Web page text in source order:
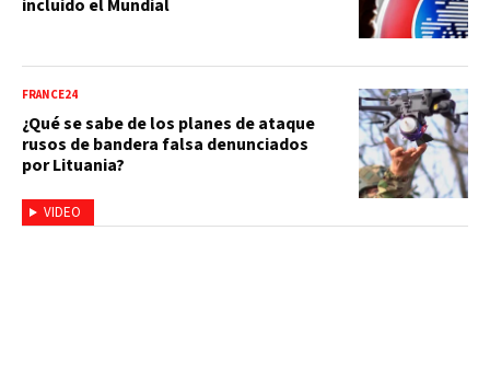
incluido el Mundial
VIDEO
FRANCE24
¿Qué se sabe de los planes de ataque
rusos de bandera falsa denunciados
por Lituania?